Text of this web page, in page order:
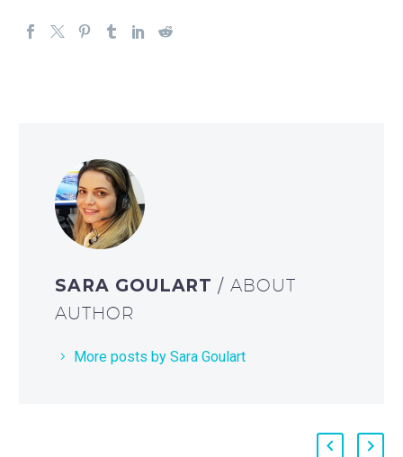
SARA GOULART/ ABOUT
AUTHOR
More posts by Sara Goulart